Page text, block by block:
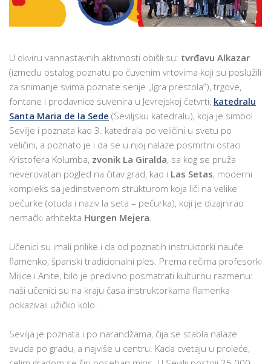
U okviru vannastavnih aktivnosti obišli su: tvrđavu Alkazar
(između ostalog poznatu po čuvenim vrtovima koji su poslužili
za snimanje svima poznate serije „Igra prestola”), trgove,
fontane i prodavnice suvenira u Jevrejskoj četvrti, katedralu
Santa Maria de la Sede (Seviljsku katedralu), koja je simbol
Sevilje i poznata kao 3. katedrala po veličini u svetu po
veličini, a poznato je i da se u njoj nalaze posmrtni ostaci
Kristofera Kolumba, zvonik La Giralda, sa kog se pruža
neverovatan pogled na čitav grad, kao i Las Setas, moderni
kompleks sa jedinstvenom strukturom koja liči na velike
pečurke (otuda i naziv la seta – pečurka), koji je dizajnirao
nemački arhitekta Hurgen Mejera.
Učenici su imali prilike i da od poznatih instruktorki nauče
flamenko, španski tradicionalni ples. Prema rečima profesorki
Milice i Anite, bilo je predivno posmatrati kulturnu razmenu:
naši učenici su na kraju časa instruktorkama flamenka
pokazivali užičko kolo.
Sevilja je poznata i po narandžama, čija se stabla nalaze
svuda po gradu, a najviše u centru. Kada cvetaju u proleće,